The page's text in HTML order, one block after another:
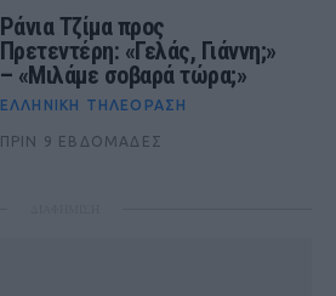
Ράνια Τζίμα προς
Πρετεντέρη: «Γελάς, Γιάννη;»
– «Μιλάμε σοβαρά τώρα;»
ΕΛΛΗΝΙΚΉ ΤΗΛΕΌΡΑΣΗ
ΠΡΙΝ 9 ΕΒΔΟΜΆΔΕΣ